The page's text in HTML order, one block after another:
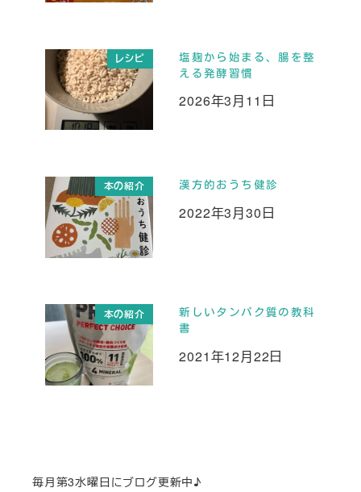
レシピ
塩麹から始まる、腸を整
える発酵習慣
投稿日
2026年3月11日
本の紹介 漢方的おうち健診
投稿日
2022年3月30日
本の紹介
新しいタンパク質の教科
書
投稿日
2021年12月22日
毎月第3水曜日にブログ更新中♪